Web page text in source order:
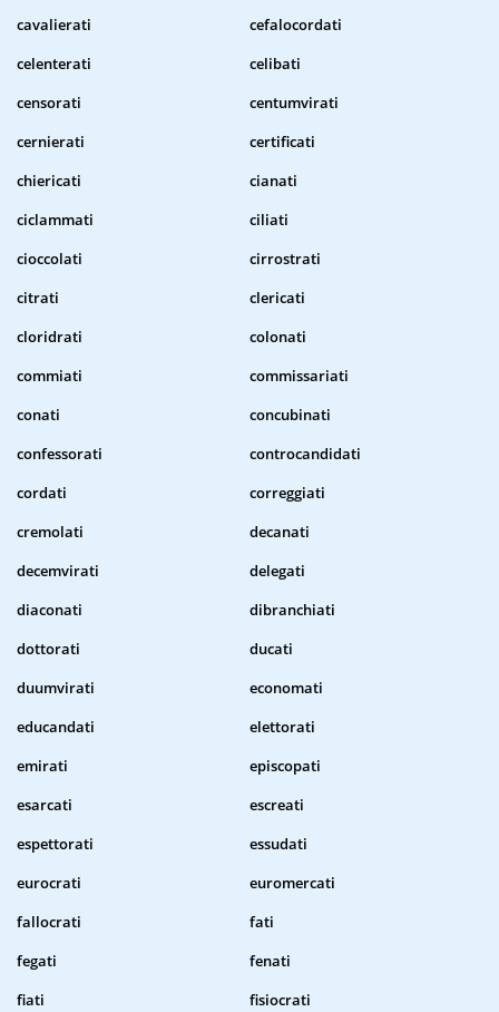
cavalierati
cefalocordati
celenterati
celibati
censorati
centumvirati
cernierati
certificati
chiericati
cianati
ciclammati
ciliati
cioccolati
cirrostrati
citrati
clericati
cloridrati
colonati
commiati
commissariati
conati
concubinati
confessorati
controcandidati
cordati
correggiati
cremolati
decanati
decemvirati
delegati
diaconati
dibranchiati
dottorati
ducati
duumvirati
economati
educandati
elettorati
emirati
episcopati
esarcati
escreati
espettorati
essudati
eurocrati
euromercati
fallocrati
fati
fegati
fenati
fiati
fisiocrati